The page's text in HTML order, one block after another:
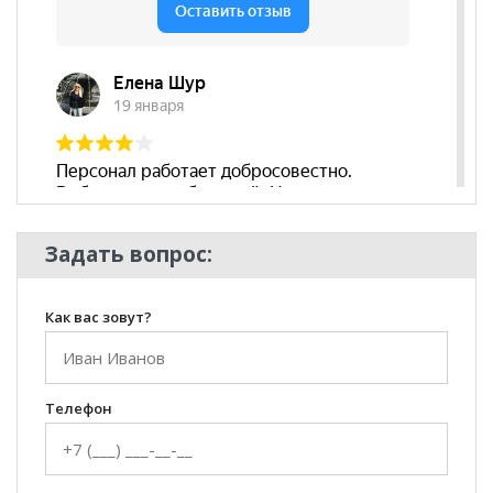
нет
Бренд
OTHERLIFE
Стиль
Комната
Гостиная
Задать вопрос:
Как вас зовут?
Телефон